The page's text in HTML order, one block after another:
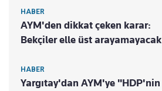
HABER
AYM'den dikkat çeken karar:
Bekçiler elle üst arayamayacak
HABER
Yargıtay'dan AYM'ye "HDP'nin